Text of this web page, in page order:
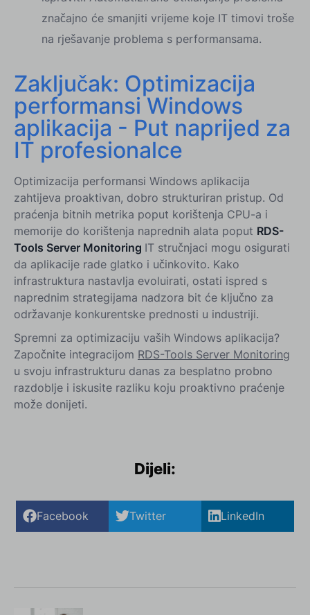
značajno će smanjiti vrijeme koje IT timovi troše
na rješavanje problema s performansama.
Zaključak: Optimizacija
performansi Windows
aplikacija - Put naprijed za
IT profesionalce
Optimizacija performansi Windows aplikacija
zahtijeva proaktivan, dobro strukturiran pristup. Od
praćenja bitnih metrika poput korištenja CPU-a i
memorije do korištenja naprednih alata poput RDS-
Tools Server Monitoring IT stručnjaci mogu osigurati
da aplikacije rade glatko i učinkovito. Kako
infrastruktura nastavlja evoluirati, ostati ispred s
naprednim strategijama nadzora bit će ključno za
održavanje konkurentske prednosti u industriji.
Spremni za optimizaciju vaših Windows aplikacija?
Započnite integracijom RDS-Tools Server Monitoring
u svoju infrastrukturu danas za besplatno probno
razdoblje i iskusite razliku koju proaktivno praćenje
može donijeti.
Dijeli:
Facebook Twitter LinkedIn